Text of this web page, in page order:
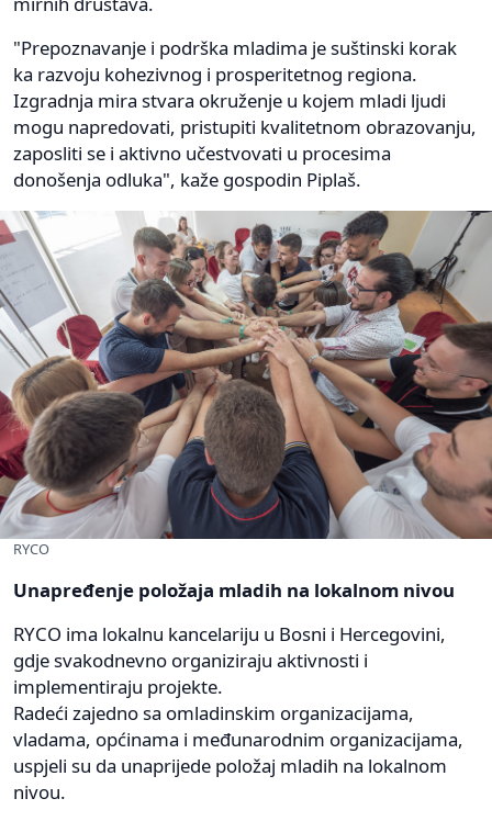
"Prepoznavanje i podrška mladima je suštinski korak
ka razvoju kohezivnog i prosperitetnog regiona.
Izgradnja mira stvara okruženje u kojem mladi ljudi
mogu napredovati, pristupiti kvalitetnom obrazovanju,
zaposliti se i aktivno učestvovati u procesima
donošenja odluka", kaže gospodin Piplaš.
RYCO
Unapređenje položaja mladih na lokalnom nivou
RYCO ima lokalnu kancelariju u Bosni i Hercegovini,
gdje svakodnevno organiziraju aktivnosti i
implementiraju projekte.
Radeći zajedno sa omladinskim organizacijama,
vladama, općinama i međunarodnim organizacijama,
uspjeli su da unaprijede položaj mladih na lokalnom
nivou.